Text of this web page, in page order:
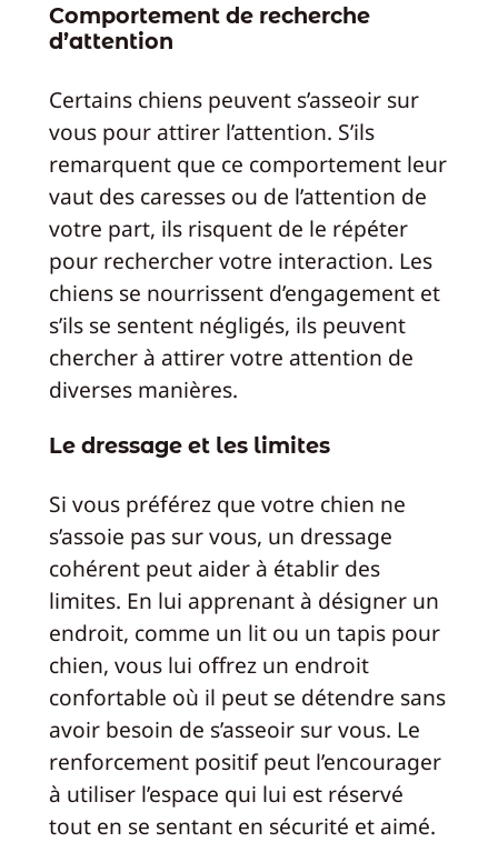
Comportement de recherche
d’attention
Certains chiens peuvent s’asseoir sur
vous pour attirer l’attention. S’ils
remarquent que ce comportement leur
vaut des caresses ou de l’attention de
votre part, ils risquent de le répéter
pour rechercher votre interaction. Les
chiens se nourrissent d’engagement et
s’ils se sentent négligés, ils peuvent
chercher à attirer votre attention de
diverses manières.
Le dressage et les limites
Si vous préférez que votre chien ne
s’assoie pas sur vous, un dressage
cohérent peut aider à établir des
limites. En lui apprenant à désigner un
endroit, comme un lit ou un tapis pour
chien, vous lui offrez un endroit
confortable où il peut se détendre sans
avoir besoin de s’asseoir sur vous. Le
renforcement positif peut l’encourager
à utiliser l’espace qui lui est réservé
tout en se sentant en sécurité et aimé.